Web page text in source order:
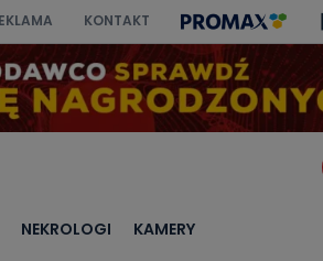
KONTAKT
NEKROLOGI KAMERY